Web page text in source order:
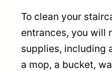
To clean your
entrances, you will
supplies, including
a mop, a bucket,